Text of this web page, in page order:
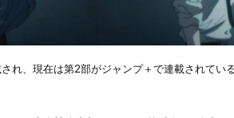
れ、現在は第2部がジャンプ＋で連載されてい